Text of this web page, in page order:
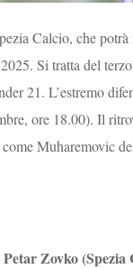
Calcio, che
Si tratta del
21. L’estremo
ore 18.00). Il
Muharemovic
Petar Zovko